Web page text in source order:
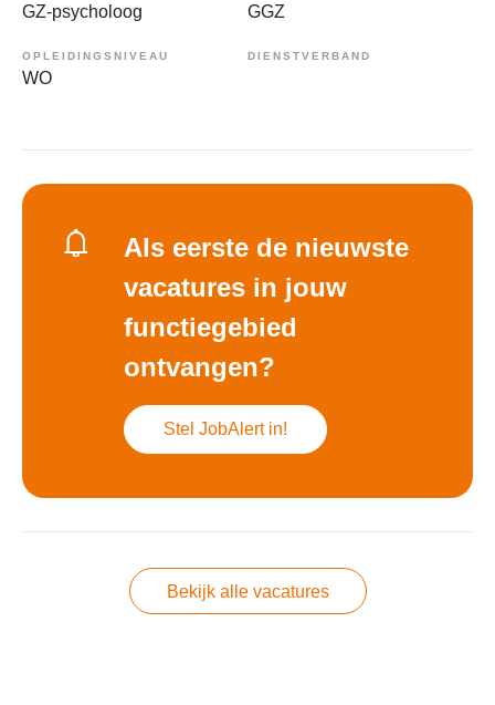
GZ-psycholoog GGZ
OPLEIDINGSNIVEAU
WO
DIENSTVERBAND
Als eerste de nieuwste
vacatures in jouw
functiegebied
ontvangen?
Stel JobAlert in!
Bekijk alle vacatures